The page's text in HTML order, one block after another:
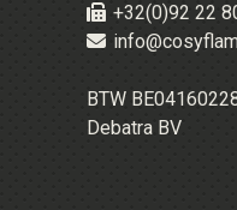
+32(0)92 22
BTW
Debatra BV